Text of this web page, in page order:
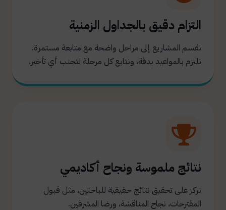
التزام دقيق بالجداول الزمنية
نقسم المشاريع إلى مراحل واضحة مع متابعة مستمرة.
نلتزم بالمواعيد بدقة، ونتابع كل مرحلة لتجنب أي تأخير.
نتائج ملموسة ونجاح أكاديمي
نركز على تحقيق نتائج حقيقية للباحثين، مثل قبول
المقترحات، نجاح المناقشة، ورضا المشرفين.